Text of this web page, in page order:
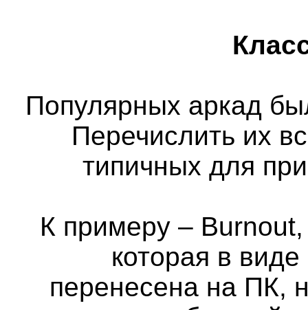
Популярных аркад
Перечислить их
типичных для
К примеру – Burnout,
которая в
перенесена на ПК,